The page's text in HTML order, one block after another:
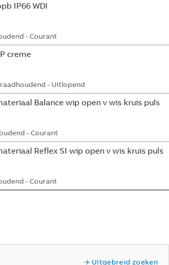
IP66 WDI
- Courant
creme
- Uitlopend
Balance wip open v wis kruis puls
- Courant
Reflex SI wip open v wis kruis puls
- Courant
Uitgebreid zoeken